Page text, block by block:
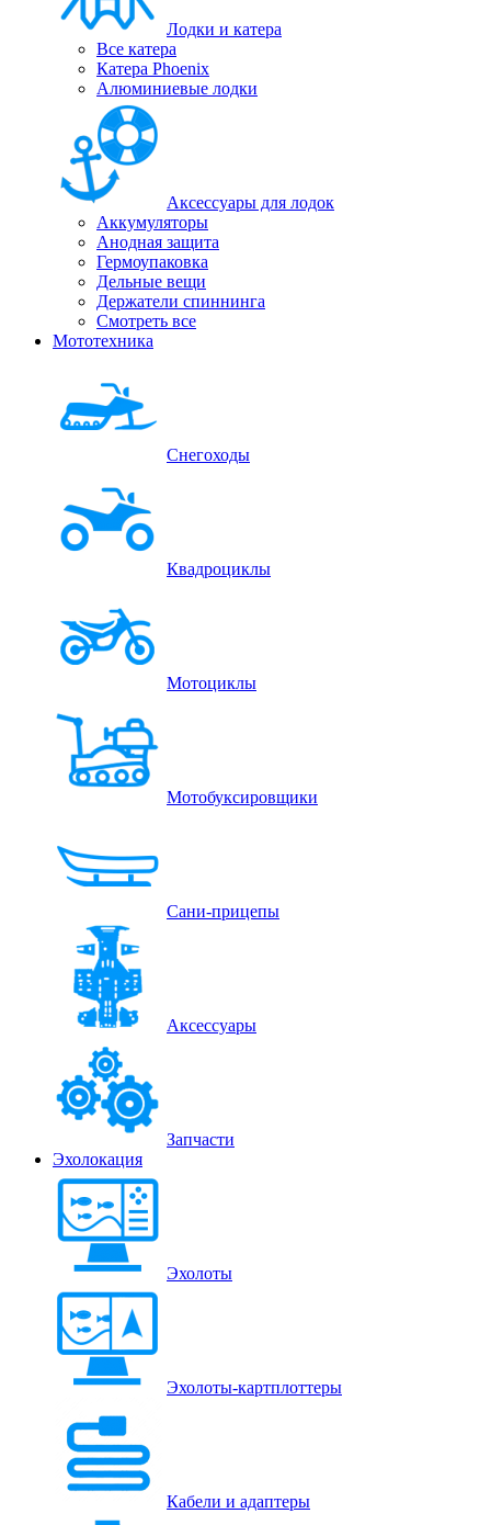
Лодки и катера
Все катера
Катера Phoenix
Алюминиевые лодки
Аксессуары для лодок
Аккумуляторы
Анодная защита
Гермоупаковка
Дельные вещи
Держатели спиннинга
Смотреть все
Мототехника
Снегоходы
Квадроциклы
Мотоциклы
Мотобуксировщики
Сани-прицепы
Аксессуары
Запчасти
Эхолокация
Эхолоты
Эхолоты-картплоттеры
Кабели и адаптеры